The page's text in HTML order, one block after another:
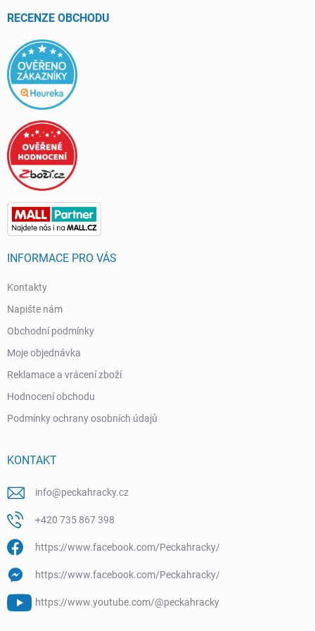
RECENZE OBCHODU
INFORMACE PRO VÁS
Kontakty
Napište nám
Obchodní podmínky
Moje objednávka
Reklamace a vrácení zboží
Hodnocení obchodu
Podmínky ochrany osobních údajů
KONTAKT
info@peckahracky.cz
+420 735 867 398
https://www.facebook.com/Peckahracky/
https://www.facebook.com/Peckahracky/
https://www.youtube.com/@peckahracky